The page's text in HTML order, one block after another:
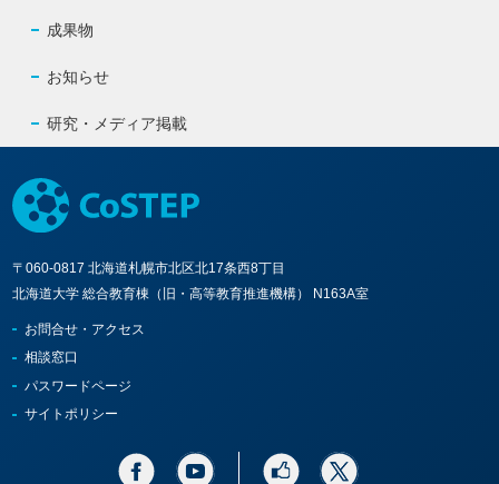
成果物
お知らせ
研究・メディア掲載
〒060-0817 北海道札幌市北区北17条西8丁目
北海道大学 総合教育棟（旧・高等教育推進機構） N163A室
お問合せ・アクセス
相談窓口
パスワードページ
サイトポリシー